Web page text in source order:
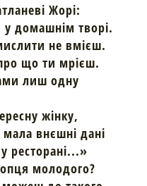
Жорі:
у домашнім творі.
не вмієш.
що ти мрієш.
лиш одну
жінку,
внєшні дані
ресторані...»
молодого?